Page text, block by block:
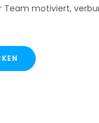
Team motiviert,